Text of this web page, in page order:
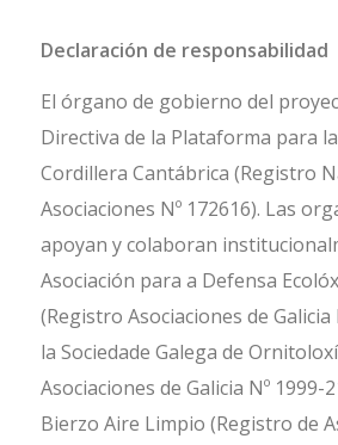
Declaración de responsabilidad
El órgano de gobierno del
Directiva de la Plataforma para
Cordillera Cantábrica (Registro
Asociaciones Nº 172616). Las
apoyan y colaboran
Asociación para a Defensa
(Registro Asociaciones de Galicia
la Sociedade Galega de
Asociaciones de Galicia Nº
Bierzo Aire Limpio (Registro de